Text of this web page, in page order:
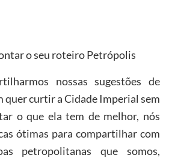
o seu roteiro Petrópolis
nossas sugestões de
quer curtir a Cidade Imperial sem
o que ela tem de melhor, nós
ótimas para compartilhar com
petropolitanas que somos,